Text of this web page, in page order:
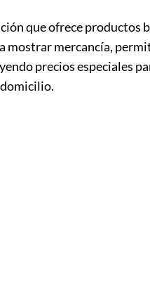
que ofrece productos
mostrar mercancía,
precios especiales